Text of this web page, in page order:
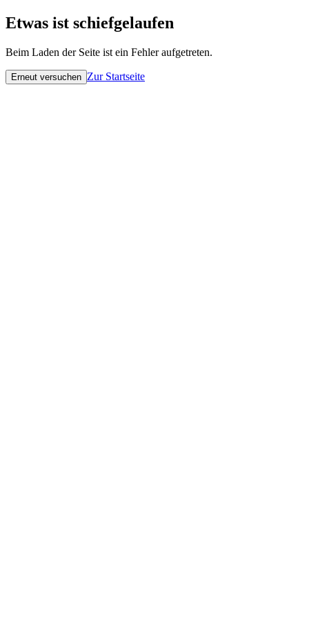
Etwas ist schiefgelaufen
Beim Laden der Seite ist ein Fehler aufgetreten.
Erneut versuchen Zur Startseite